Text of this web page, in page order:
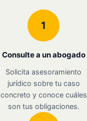
1
Consulte a un abogado
Solicita asesoramiento
jurídico sobre tu caso
concreto y conoce cuáles
son tus obligaciones.